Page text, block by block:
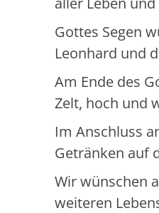
Gottes Segen
Leonhard und
Am Ende des
Zelt, hoch und
Im Anschluss
Getränken auf
Wir wünschen
weiteren